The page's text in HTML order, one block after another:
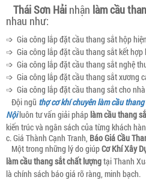
Thái Sơn Hải nhận làm cầu
nhau như:
➩ Gia công lắp đặt cầu thang sắt hộp
➩ Gia công lắp đặt cầu thang sắt kết hợp
➩ Gia công lắp đặt cầu thang sắt nghệ
➩ Gia công lắp đặt cầu thang sắt xương
➩ Gia công lắp đặt cầu thang sắt cho
Đội ngũ thợ cơ khí chuyên làm cầu
Nộiluôn tư vấn giải pháp làm cầu thang
kiến trúc và ngân sách của từng khách
c. Giá Thành Cạnh Tranh, Báo Giá Cầu
Một trong những lý do giúpCơ Khí Xây
làm cầu thang sắt chất lượngtại Thanh
là chính sách báo giá rõ ràng, minh bạch.